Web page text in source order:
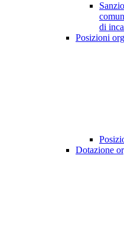
di
Posizioni
Dotazione